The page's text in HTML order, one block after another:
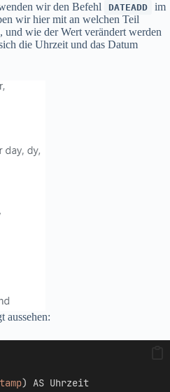
wir den Befehl DATEADD
im
wir hier mit an welchen Teil
und wie der Wert verändert werden
die Uhrzeit und das Datum
aussehen:
) AS Uhrzeit